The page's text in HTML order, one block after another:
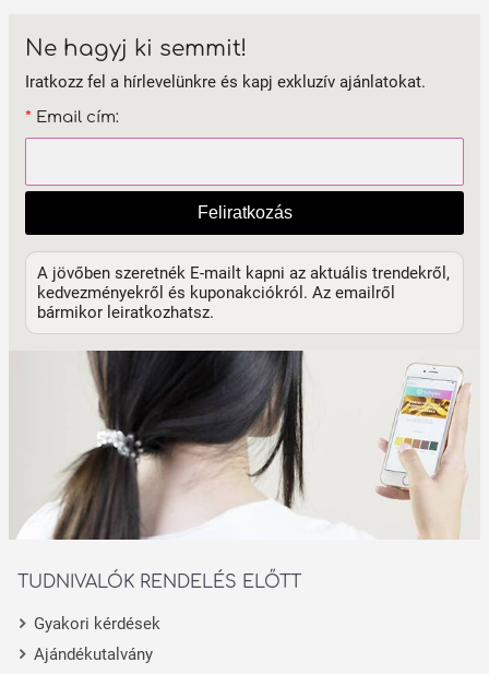
Ne hagyj ki semmit!
Iratkozz fel a hírlevelünkre és kapj exkluzív ajánlatokat.
* Email cím:
Feliratkozás
A jövőben szeretnék E-mailt kapni az aktuális trendekről,
kedvezményekről és kuponakciókról. Az emailről
bármikor leiratkozhatsz.
TUDNIVALÓK RENDELÉS ELŐTT
Gyakori kérdések
Ajándékutalvány